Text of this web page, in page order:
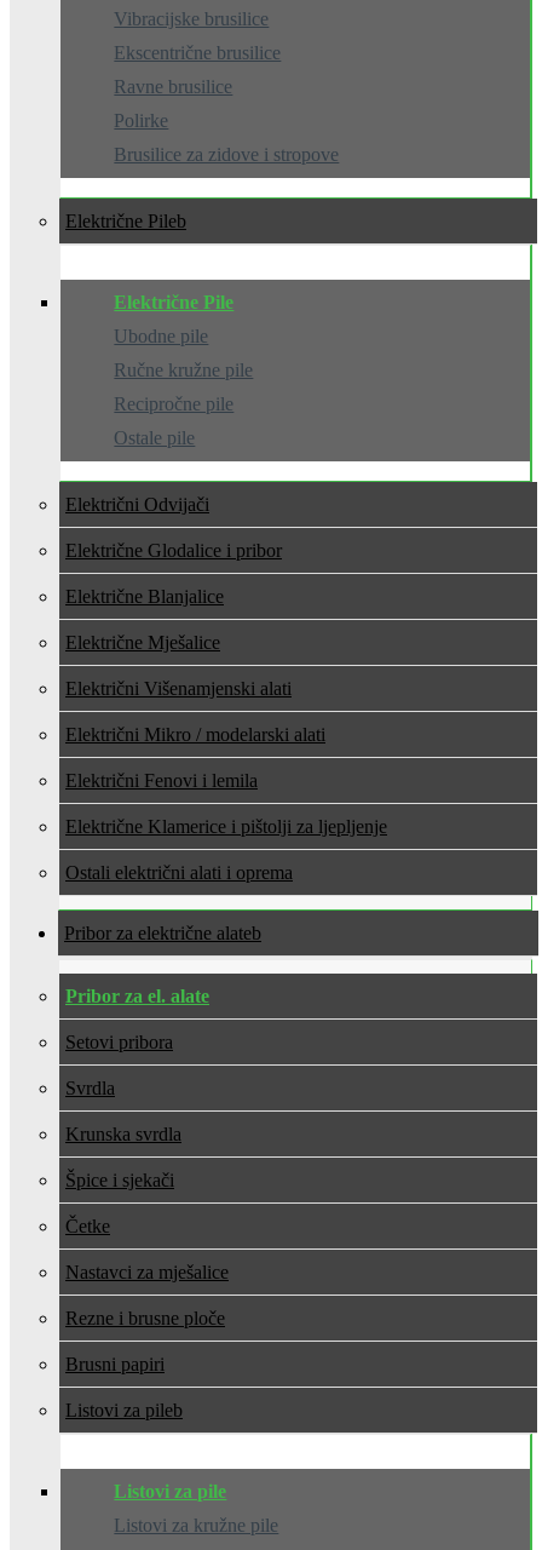
Vibracijske brusilice
Ekscentrične brusilice
Ravne brusilice
Polirke
Brusilice za zidove i stropove
Električne Pile
Električne Pile
Ubodne pile
Ručne kružne pile
Recipročne pile
Ostale pile
Električni Odvijači
Električne Glodalice i pribor
Električne Blanjalice
Električne Mješalice
Električni Višenamjenski alati
Električni Mikro / modelarski alati
Električni Fenovi i lemila
Električne Klamerice i pištolji za ljepljenje
Ostali električni alati i oprema
Pribor za električne alate
Pribor za el. alate
Setovi pribora
Svrdla
Krunska svrdla
Špice i sjekači
Četke
Nastavci za mješalice
Rezne i brusne ploče
Brusni papiri
Listovi za pile
Listovi za pile
Listovi za kružne pile